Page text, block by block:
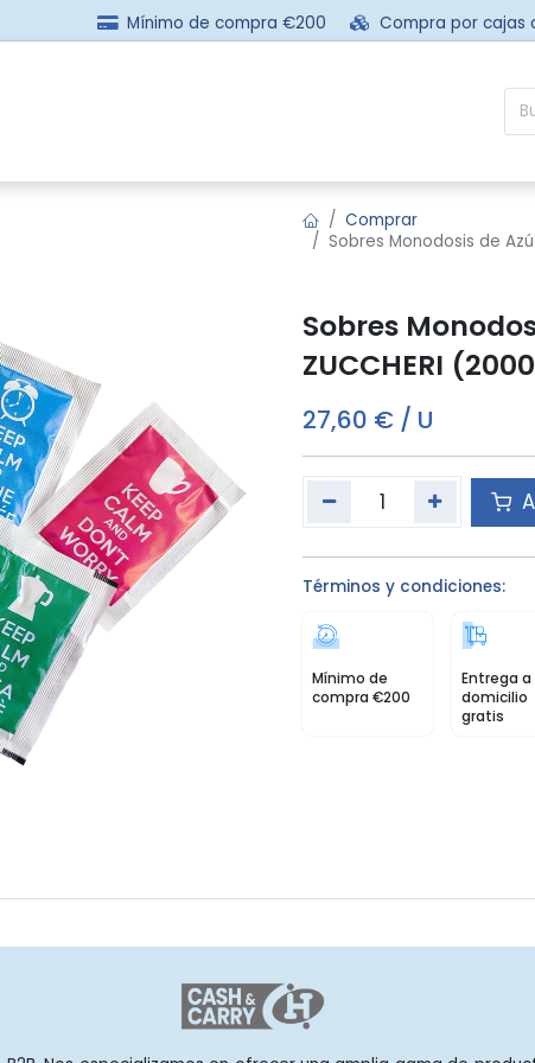
Mínimo de compra €200 Compra por cajas
Comprar
Sobres Monodosis de
Sobres
ZUCCHERI
27,60 € / U
Términos y condiciones:
Mínimo de
compra €200
Entrega a
domicilio
gratis